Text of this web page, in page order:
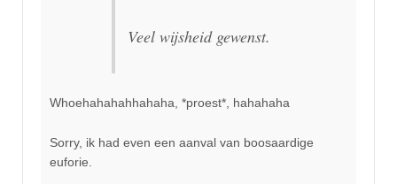
Veel wijsheid gewenst.
Whoehahahahhahaha, *proest*, hahahaha
Sorry, ik had even een aanval van boosaardige
euforie.